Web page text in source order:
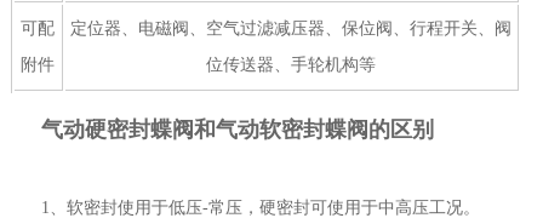
可配
附件
定位器、电磁阀、空气过滤减压器、保位阀、行程开关、阀
位传送器、手轮机构等
气动硬密封蝶阀和气动软密封蝶阀的区别
1、软密封使用于低压-常压，硬密封可使用于中高压工况。